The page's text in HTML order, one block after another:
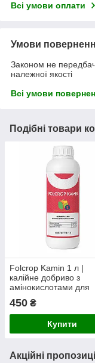
Всі умови оплати
Умови
Законом не
належної якості
Всі умови
Подібні товари
Folcrop Kamin 1 л |
калійне добриво з
амінокислотами для
покращення якості
450 ₴
Купити
Акційні